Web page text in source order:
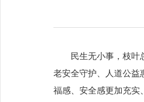
民生无小事，枝叶
老安全守护、人道公益
福感、安全感更加充实